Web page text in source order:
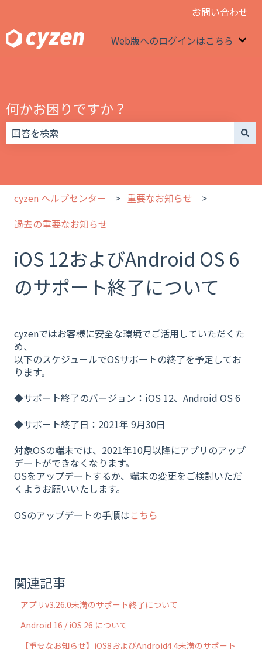
お問い合わせ
Web版へのログインはこちら
何かお困りですか？
cyzen ヘルプセンター
重要なお知らせ
過去の重要なお知らせ
iOS 12およびAndroid OS 6
のサポート終了について
cyzenではお客様に安全な環境でご活用していただくた
め、
以下のスケジュールでOSサポートの終了を予定してお
ります。
◆サポート終了のバージョン：iOS 12、Android OS 6
◆サポート終了日：2021年 9月30日
対象OSの端末では、2021年10月以降にアプリのアップ
デートができなくなります。
OSをアップデートするか、端末の変更をご検討いただ
くようお願いいたします。
OSのアップデートの手順はこちら
関連記事
アプリv3.26.0未満のサポート終了について
Android 16 / iOS 26 について
【重要なお知らせ】iOS8およびAndroid4.4未満のサポート